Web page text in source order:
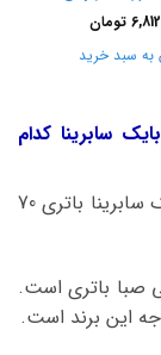
تومان
به سبد خرید
سابرینا کدام
بهترین و مناسب ترین باطری برای ماشین بایک سابرینا باتری 70
شما باطری 70 آمپر اتمی صبا باتری است.
این برند است.